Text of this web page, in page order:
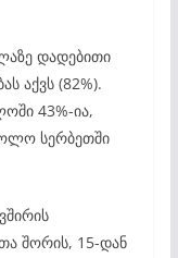
დადებითი
აქვს (82%).
43%-ია,
სერბეთში
შორის, 15-დან